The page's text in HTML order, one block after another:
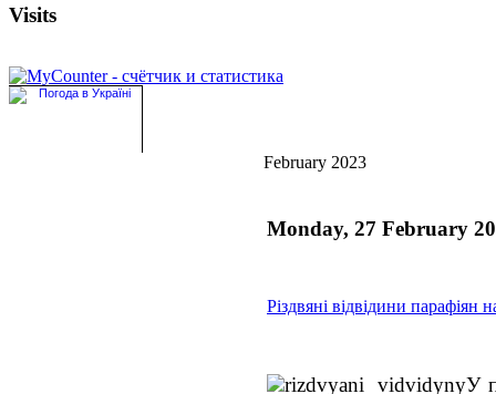
Visits
February 2023
Monday, 27 February
Різдвяні відвідини парафіян
У